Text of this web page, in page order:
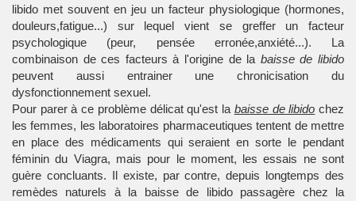
libido met souvent en jeu un facteur physiologique (hormones,
douleurs,fatigue...) sur lequel vient se greffer un facteur
psychologique (peur, pensée erronée,anxiété...). La
combinaison de ces facteurs à l'origine de la baisse de libido
peuvent aussi entrainer une chronicisation du
dysfonctionnement sexuel.
Pour parer à ce problème délicat qu'est la baisse de libido chez
les femmes, les laboratoires pharmaceutiques tentent de mettre
en place des médicaments qui seraient en sorte le pendant
féminin du Viagra, mais pour le moment, les essais ne sont
guère concluants. Il existe, par contre, depuis longtemps des
remèdes naturels à la baisse de libido passagère chez la